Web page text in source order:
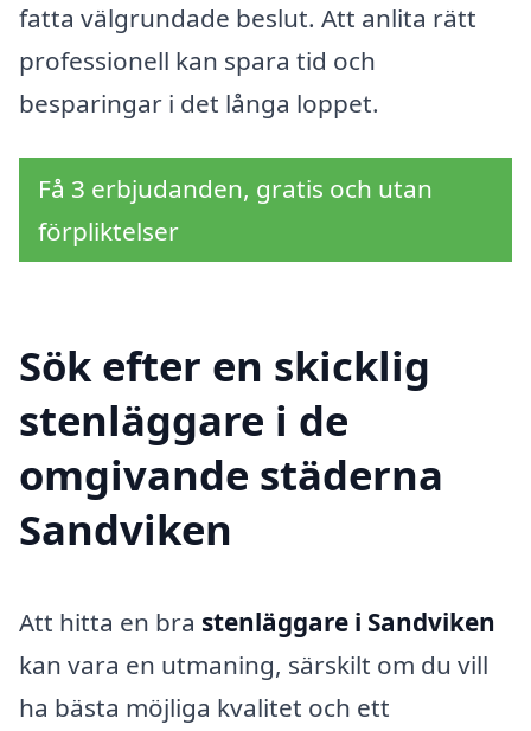
fatta välgrundade beslut. Att anlita rätt
professionell kan spara tid och
besparingar i det långa loppet.
Få 3 erbjudanden, gratis och utan
förpliktelser
Sök efter en skicklig
stenläggare i de
omgivande städerna
Sandviken
Att hitta en bra stenläggare i Sandviken
kan vara en utmaning, särskilt om du vill
ha bästa möjliga kvalitet och ett